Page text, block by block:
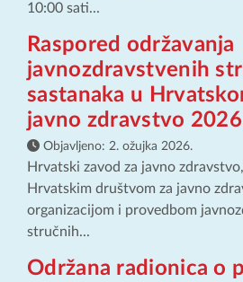
10:00 sati...
Raspored održavanja
javnozdravstvenih
sastanaka u
javno zdravstvo
Objavljeno: 2. ožujka 2026.
Hrvatski zavod za javno
Hrvatskim društvom za javno
organizacijom i provedbom
stručnih...
Održana radionica o